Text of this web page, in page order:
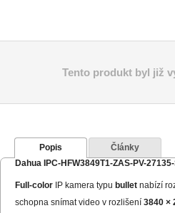
Tento produkt byl již
Popis
Články
Dahua IPC-HFW3849T1-ZAS-PV-
Full-color IP kamera typu bullet nabízí
schopna snímat video v rozlišení 3840 ×